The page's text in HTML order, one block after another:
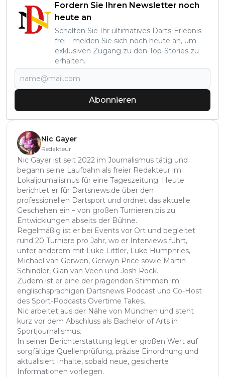
Fordern Sie Ihren Newsletter noch
heute an
Schalten Sie Ihr ultimatives Darts-Erlebnis
frei - melden Sie sich noch heute an, um
exklusiven Zugang zu den Top-Stories zu
erhalten.
Abonnieren
Nic Gayer
Redakteur
Nic Gayer ist seit 2022 im Journalismus tätig und
begann seine Laufbahn als freier Redakteur im
Lokaljournalismus für eine Tageszeitung. Heute
berichtet er für Dartsnews.de über den
professionellen Dartsport und ordnet das aktuelle
Geschehen ein – von großen Turnieren bis zu
Entwicklungen abseits der Bühne.
Regelmäßig ist er bei Events vor Ort und begleitet
rund 20 Turniere pro Jahr, wo er Interviews führt,
unter anderem mit Luke Littler, Luke Humphries,
Michael van Gerwen, Gerwyn Price sowie Martin
Schindler, Gian van Veen und Josh Rock.
Zudem ist er eine der prägenden Stimmen im
englischsprachigen Dartsnews Podcast und Co-Host
des Sport-Podcasts Overtime Takes.
Nic arbeitet aus der Nähe von München und steht
kurz vor dem Abschluss als Bachelor of Arts in
Sportjournalismus.
In seiner Berichterstattung legt er großen Wert auf
sorgfältige Quellenprüfung, präzise Einordnung und
aktualisiert Inhalte, sobald neue, gesicherte
Informationen vorliegen.